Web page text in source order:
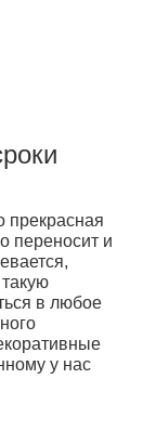
прекрасная
переносит и
в любое
у нас